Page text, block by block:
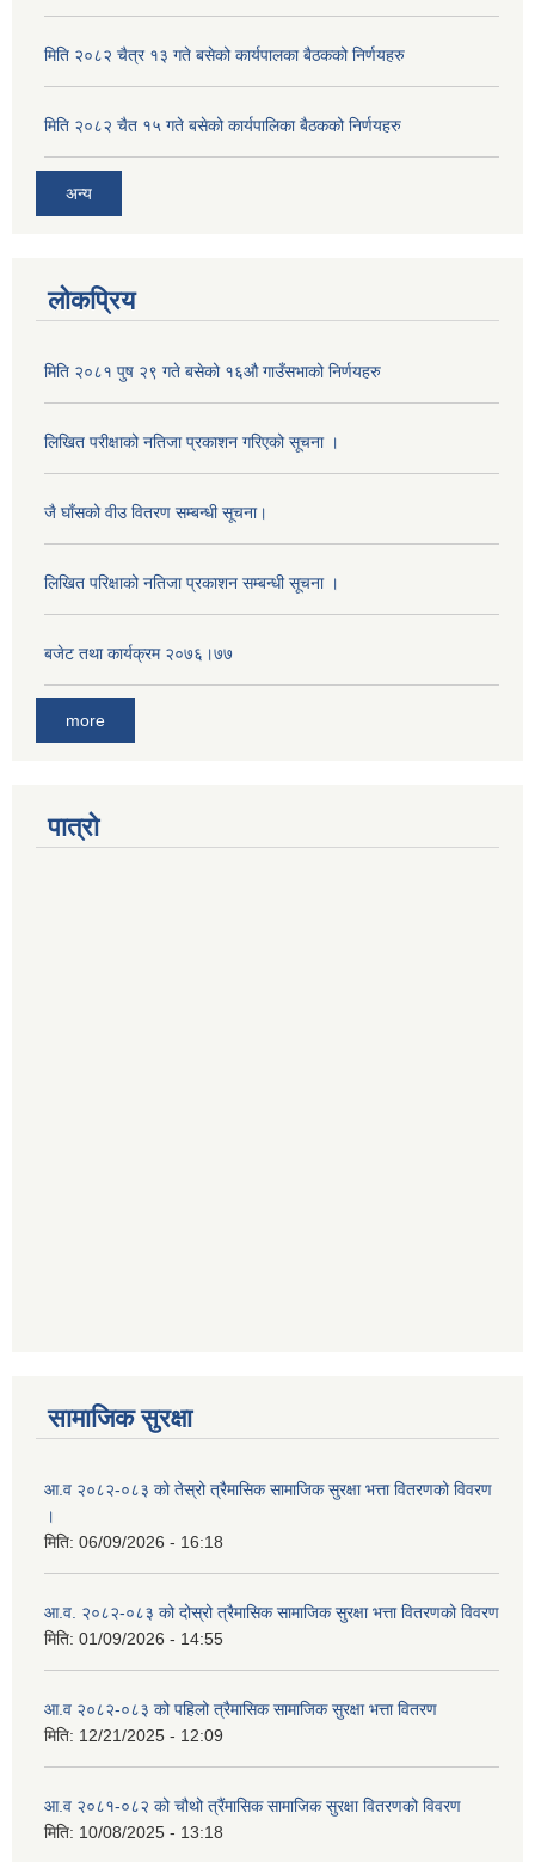
मिति २०८२ चैत्र १३ गते बसेको कार्यपालका बैठकको निर्णयहरु
मिति २०८२ चैत १५ गते बसेको कार्यपालिका बैठकको निर्णयहरु
अन्य
लोकप्रिय
मिति २०८१ पुष २९ गते बसेको १६‍‍औ गाउँसभाको निर्णयहरु
लिखित परीक्षाको नतिजा प्रकाशन गरिएको सूचना ।
जै घाँसको वीउ वितरण सम्बन्धी सूचना।
लिखित परिक्षाको नतिजा प्रकाशन सम्बन्धी सूचना ।
बजेट तथा कार्यक्रम २०७६।७७
more
पात्रो
सामाजिक सुरक्षा
आ.व २०८२-०८३ को तेस्रो त्रैमासिक सामाजिक सुरक्षा भत्ता वितरणको विवरण
।
मिति: 06/09/2026 - 16:18
आ.व. २०८२-०८३ को दोस्रो त्रैमासिक सामाजिक सुरक्षा भत्ता वितरणको विवरण
मिति: 01/09/2026 - 14:55
आ.व २०८२-०८३ को पहिलो त्रैमासिक सामाजिक सुरक्षा भत्ता वितरण
मिति: 12/21/2025 - 12:09
आ.व २०८१-०८२ को चौथो त्रैंमासिक सामाजिक सुरक्षा वितरणको विवरण
मिति: 10/08/2025 - 13:18